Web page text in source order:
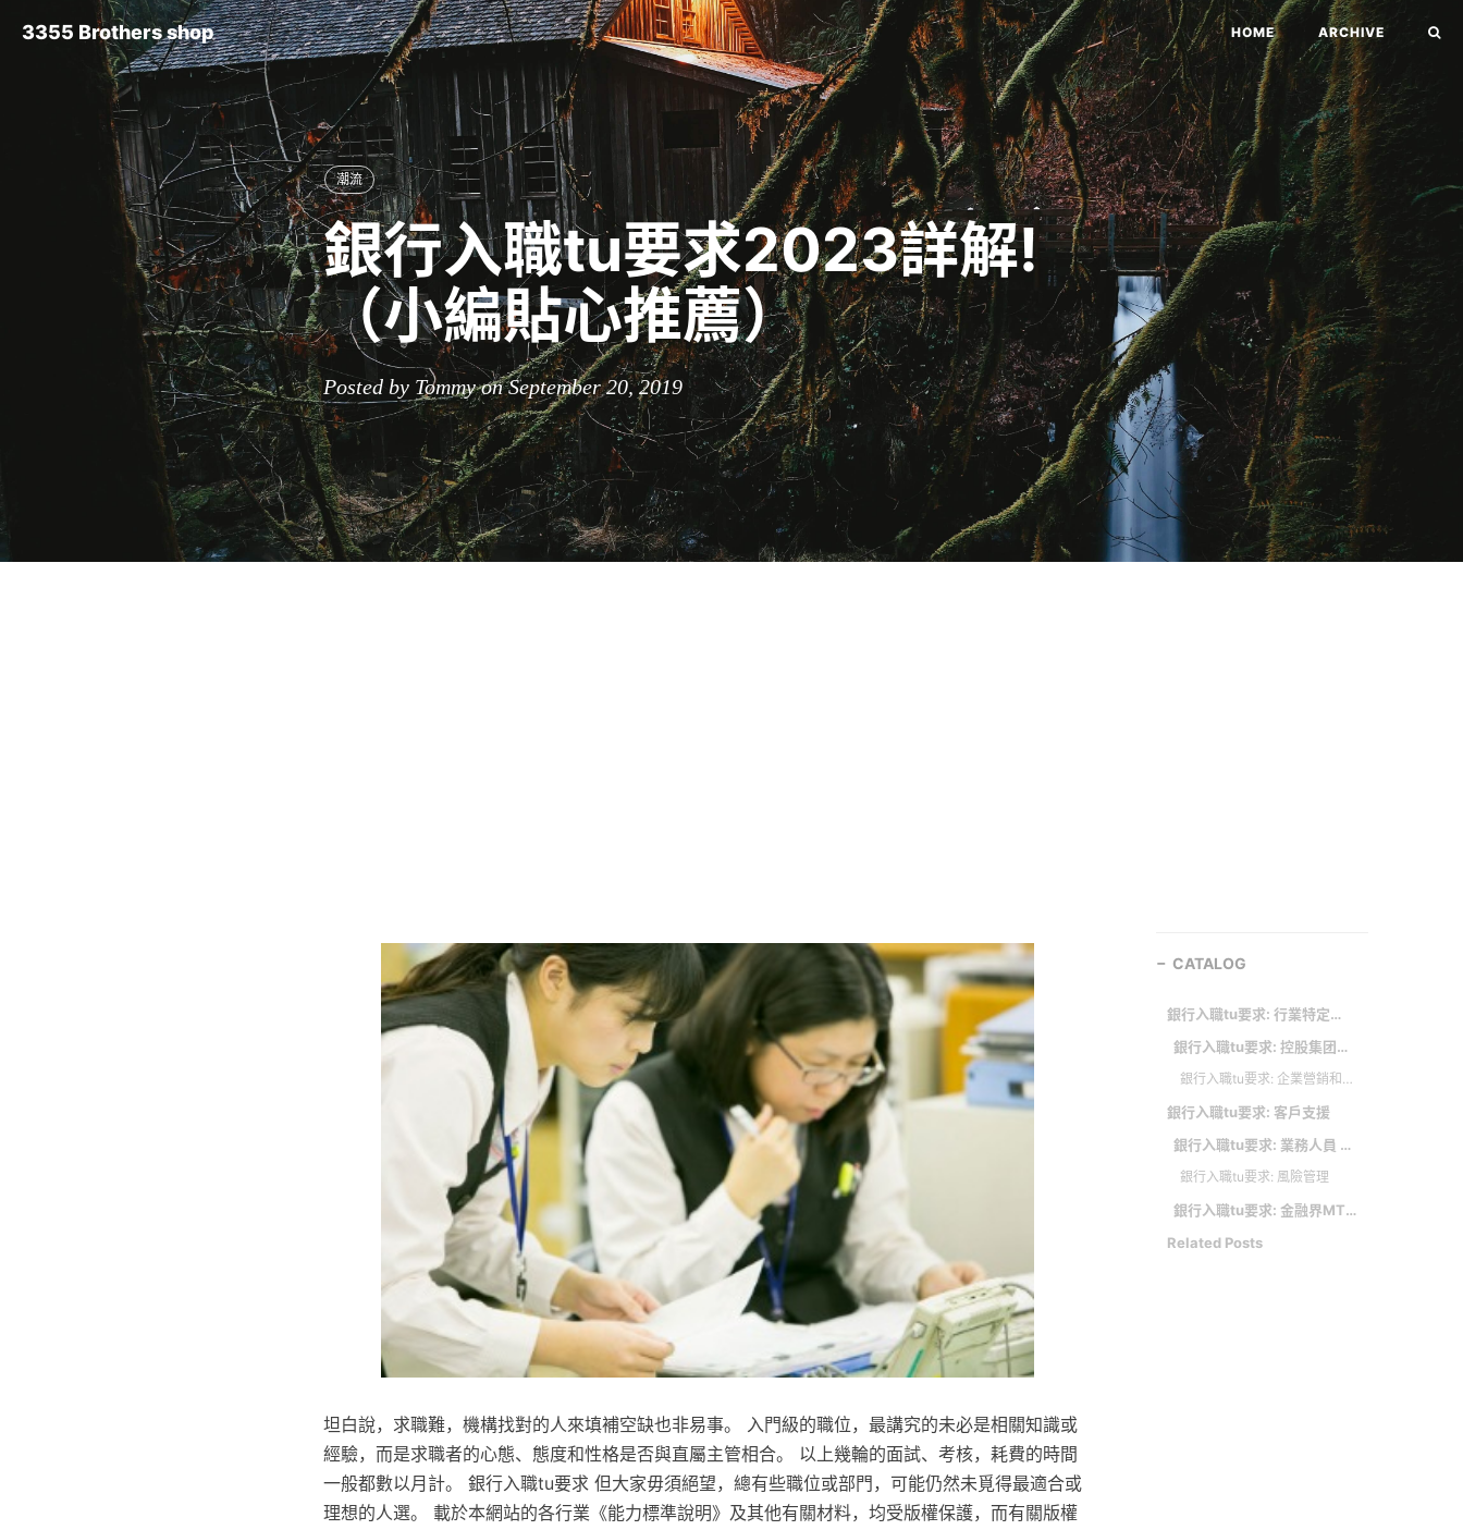
3355 Brothers shop HOME ARCHIVE
潮流
銀行入職tu要求2023詳解!
（小編貼心推薦）
Posted by Tommy on September 20, 2019
坦白說，求職難，機構找對的人來填補空缺也非易事。 入門級的職位，最講究的未必是相關知識或
經驗，而是求職者的心態、態度和性格是否與直屬主管相合。 以上幾輪的面試、考核，耗費的時間
一般都數以月計。 銀行入職tu要求 但大家毋須絕望，總有些職位或部門，可能仍然未覓得最適合或
理想的人選。 載於本網站的各行業《能力標準說明》及其他有關材料，均受版權保護，而有關版權
CATALOG
銀行入職tu要求: 行業特定能力
銀行入職tu要求: 控股集团总部 融资部经理 香港
銀行入職tu要求: 企業營銷和關係管理
銀行入職tu要求: 客戶支援
銀行入職tu要求: 業務人員 業務 上班四小時。上班輕鬆 自由彈性規劃
銀行入職tu要求: 風險管理
銀行入職tu要求: 金融界MT、GT需要甚麼本領？面試耗時數月 七月打後才申請有另類優勢
Related Posts